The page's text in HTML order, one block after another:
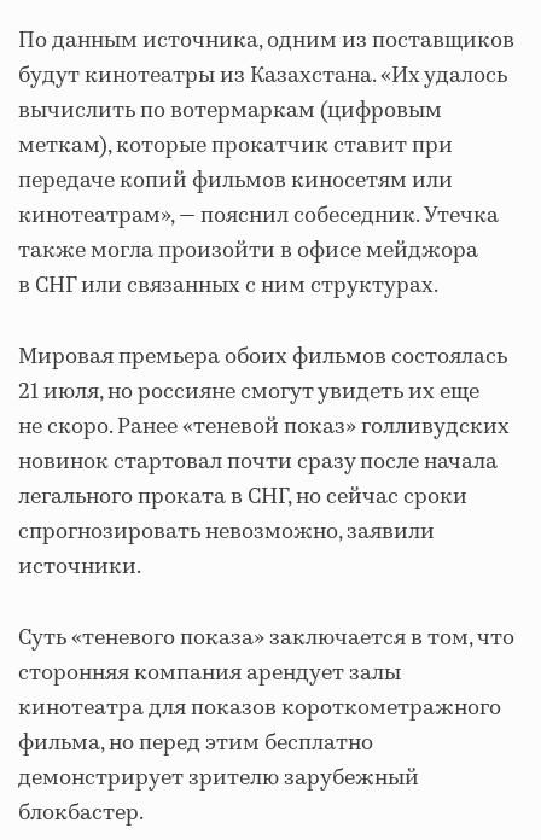
По данным источника, одним из поставщиков
будут кинотеатры из Казахстана. «Их удалось
вычислить по вотермаркам (цифровым
меткам), которые прокатчик ставит при
передаче копий фильмов киносетям или
кинотеатрам», — пояснил собеседник. Утечка
также могла произойти в офисе мейджора
в СНГ или связанных с ним структурах.
Мировая премьера обоих фильмов состоялась
21 июля, но россияне смогут увидеть их еще
не скоро. Ранее «теневой показ» голливудских
новинок стартовал почти сразу после начала
легального проката в СНГ, но сейчас сроки
спрогнозировать невозможно, заявили
источники.
Суть «теневого показа» заключается в том, что
сторонняя компания арендует залы
кинотеатра для показов короткометражного
фильма, но перед этим бесплатно
демонстрирует зрителю зарубежный
блокбастер.